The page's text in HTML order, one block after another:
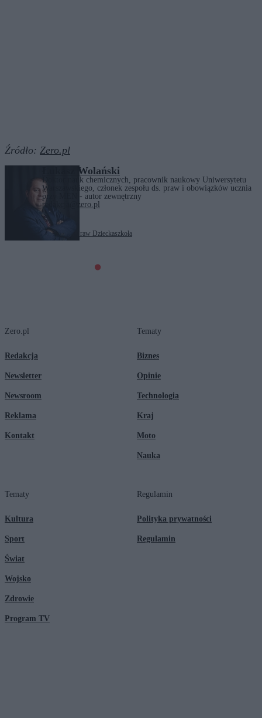
Źródło: Zero.pl
Łukasz Wolański
Doktor nauk chemicznych, pracownik naukowy Uniwersytetu
Warszawskiego, członek zespołu ds. praw i obowiązków ucznia
przy MEN - autor zewnętrzny
redakcja@zero.pl
Rzecznik Praw Dzieckaszkoła
Zero.pl
Redakcja
Newsletter
Newsroom
Reklama
Kontakt
Tematy
Biznes
Opinie
Technologia
Kraj
Moto
Nauka
Tematy
Kultura
Sport
Świat
Wojsko
Zdrowie
Program TV
Regulamin
Polityka prywatności
Regulamin